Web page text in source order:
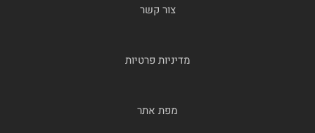
צור קשר
מדיניות פרטיות
מפת אתר